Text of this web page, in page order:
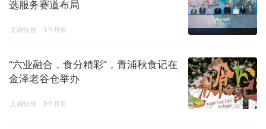
选服务赛道布局
文旅快报 1个月前
“六业融合，食分精彩”，青浦秋食记在
金泽老谷仓举办
文旅快报 8个月前